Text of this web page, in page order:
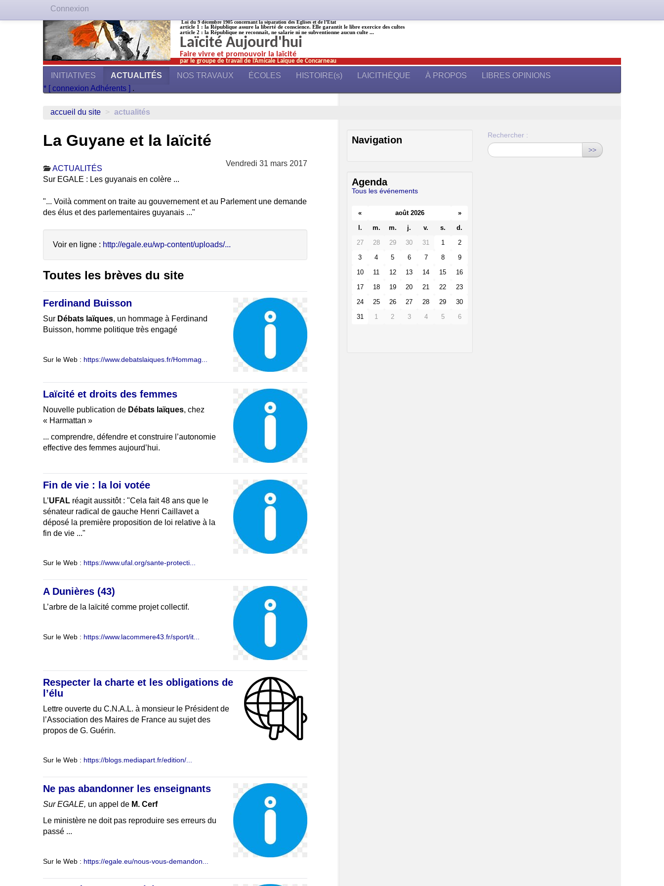
Loi du 9 décembre 1905 concernant la séparation des Églises et de l’État
article 1 : la République assure la liberté de conscience. Elle garantit le libre exercice des cultes
article 2 : la République ne reconnaît, ne salarie ni ne subventionne aucun culte ...
Laïcité Aujourd'hui
Faire vivre et promouvoir la laïcité
par le groupe de travail de l’Amicale Laïque de Concarneau
INITIATIVES ACTUALITÉS NOS TRAVAUX ÉCOLES HISTOIRE(s) LAICITHÈQUE À PROPOS
LIBRES OPINIONS
* [ connexion Adhérents ] .
accueil du site > actualités
La Guyane et la laïcité
Vendredi 31 mars 2017
ACTUALITÉS
Sur EGALE : Les guyanais en colère ...
"... Voilà comment on traite au gouvernement et au Parlement une demande
des élus et des parlementaires guyanais ..."
Voir en ligne : http://egale.eu/wp-content/uploads/...
Toutes les brèves du site
Ferdinand Buisson
Sur Débats laïques, un hommage à Ferdinand
Buisson, homme politique très engagé
Sur le Web : https://www.debatslaiques.fr/Hommag...
Laïcité et droits des femmes
Nouvelle publication de Débats laïques, chez
« Harmattan »
... comprendre, défendre et construire l’autonomie
effective des femmes aujourd’hui.
Fin de vie : la loi votée
L’UFAL réagit aussitôt : "Cela fait 48 ans que le
sénateur radical de gauche Henri Caillavet a
déposé la première proposition de loi relative à la
fin de vie ..."
Sur le Web : https://www.ufal.org/sante-protecti...
A Dunières (43)
L’arbre de la laïcité comme projet collectif.
Sur le Web : https://www.lacommere43.fr/sport/it...
Respecter la charte et les obligations de
l’élu
Lettre ouverte du C.N.A.L. à monsieur le Président de
l’Association des Maires de France au sujet des
propos de G. Guérin.
Sur le Web : https://blogs.mediapart.fr/edition/...
Ne pas abandonner les enseignants
Sur EGALE, un appel de M. Cerf
Le ministère ne doit pas reproduire ses erreurs du
passé ...
Sur le Web : https://egale.eu/nous-vous-demandon...
Navigation
Agenda
Tous les événements
« août 2026
»
l.
m. m. j. v. s.
d.
27
28 29 30 31 1
2
3
4 5 6 7 8
9
10
11 12 13 14 15
16
17
18 19 20 21 22
23
24
25 26 27 28 29
30
31
1 2 3 4 5 6
Rechercher :
>>
Connexion